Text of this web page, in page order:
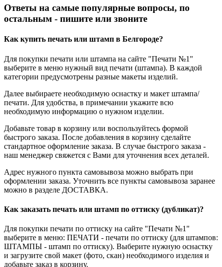
Ответы на самые популярные вопросы, по
остальным - пишите или звоните
Как купить печать или штамп в Белгороде?
Для покупки печати или штампа на сайте "Печати №1"
выберите в меню нужный вид печати (штампа). В каждой
категории предусмотрены разные макеты изделий.
Далее выбираете необходимую оснастку и макет штампа/
печати. Для удобства, в примечании укажите всю
необходимую информацию о нужном изделии.
Добавьте товар в корзину или воспользуйтесь формой
быстрого заказа. После добавления в корзину сделайте
стандартное оформление заказа. В случае быстрого заказа -
наш менеджер свяжется с Вами для уточнения всех деталей.
Адрес нужного пункта самовывоза можно выбрать при
оформлении заказа. Уточнить все пункты самовывоза заранее
можно в разделе ДОСТАВКА.
Как заказать печать или штамп по оттиску (дубликат)?
Для покупки печати по оттиску на сайте "Печати №1"
выберите в меню: ПЕЧАТИ - печати по оттиску (для штампов:
ШТАМПЫ - штамп по оттиску). Выберите нужную оснастку
и загрузите свой макет (фото, скан) необходимого изделия и
добавьте заказ в корзину.